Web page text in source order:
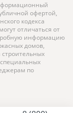
офертой,
кодекса
отличаться от
информацию
домов,
по
данных